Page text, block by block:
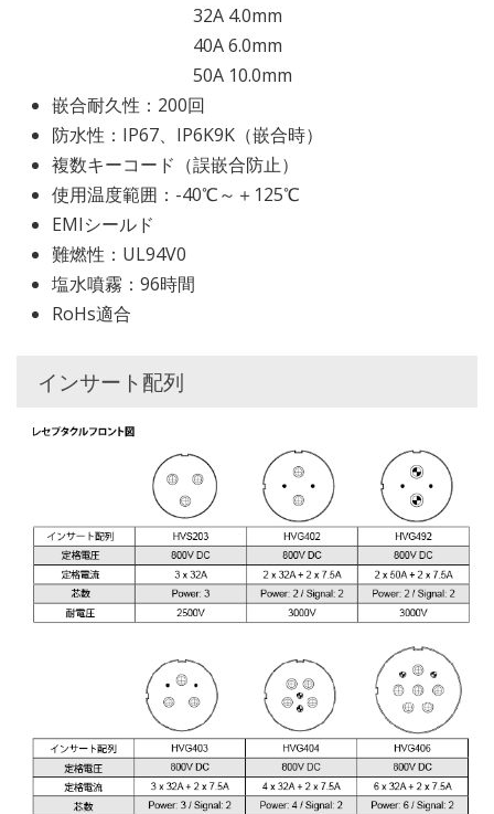
32A 4.0mm
40A 6.0mm
50A 10.0mm
嵌合耐久性：200回
防水性：IP67、IP6K9K（嵌合時）
複数キーコード（誤嵌合防止）
使用温度範囲：-40℃～＋125℃
EMIシールド
難燃性：UL94V0
塩水噴霧：96時間
RoHs適合
インサート配列